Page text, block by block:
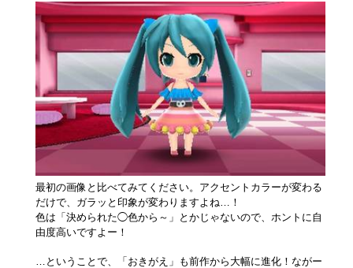
最初の画像と比べてみてください。アクセントカラーが変わる
だけで、ガラッと印象が変わりますよね…！
色は「決められた◯色から～」とかじゃないので、ホントに自
由度高いですよー！
…ということで、「おきがえ」も前作から大幅に進化！ながー